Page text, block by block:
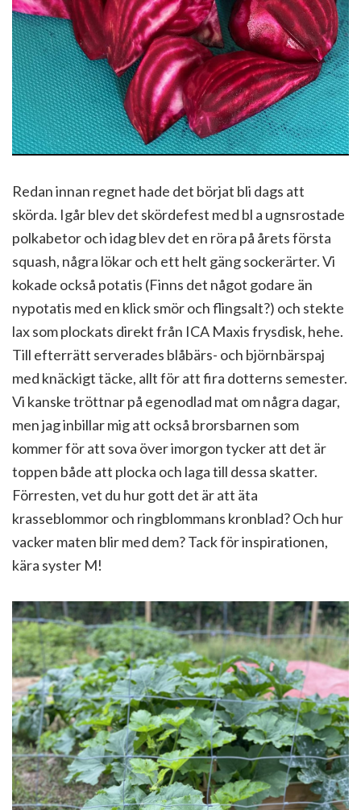
Redan innan regnet hade det börjat bli dags att
skörda. Igår blev det skördefest med bl a ugnsrostade
polkabetor och idag blev det en röra på årets första
squash, några lökar och ett helt gäng sockerärter. Vi
kokade också potatis (Finns det något godare än
nypotatis med en klick smör och flingsalt?) och stekte
lax som plockats direkt från ICA Maxis frysdisk, hehe.
Till efterrätt serverades blåbärs- och björnbärspaj
med knäckigt täcke, allt för att fira dotterns semester.
Vi kanske tröttnar på egenodlad mat om några dagar,
men jag inbillar mig att också brorsbarnen som
kommer för att sova över imorgon tycker att det är
toppen både att plocka och laga till dessa skatter.
Förresten, vet du hur gott det är att äta
krasseblommor och ringblommans kronblad? Och hur
vacker maten blir med dem? Tack för inspirationen,
kära syster M!